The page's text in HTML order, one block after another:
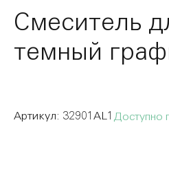
Смеситель
темный
Доступно
32901AL1